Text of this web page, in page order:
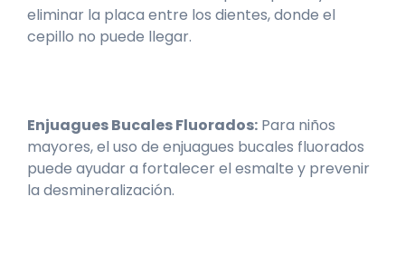
eliminar la placa entre los dientes, donde el
cepillo no puede llegar.
Enjuagues Bucales Fluorados: Para niños
mayores, el uso de enjuagues bucales fluorados
puede ayudar a fortalecer el esmalte y prevenir
la desmineralización.